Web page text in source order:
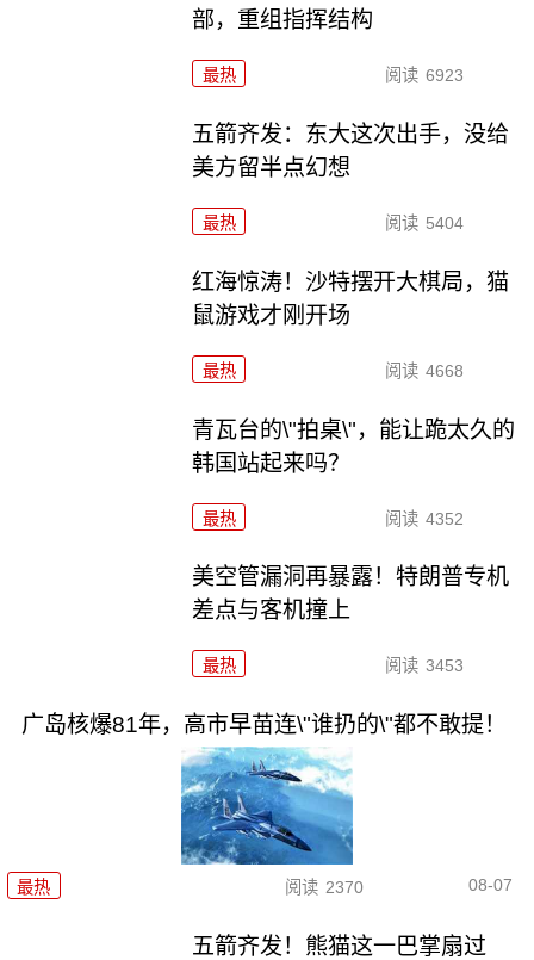
部，重组指挥结构
最热 阅读 6923
五箭齐发：东大这次出手，没给
美方留半点幻想
最热 阅读 5404
红海惊涛！沙特摆开大棋局，猫
鼠游戏才刚开场
最热 阅读 4668
青瓦台的\"拍桌\"，能让跪太久的
韩国站起来吗？
最热 阅读 4352
美空管漏洞再暴露！特朗普专机
差点与客机撞上
最热 阅读 3453
广岛核爆81年，高市早苗连\"谁扔的\"都不敢提！
最热 阅读 2370 08-07
五箭齐发！熊猫这一巴掌扇过